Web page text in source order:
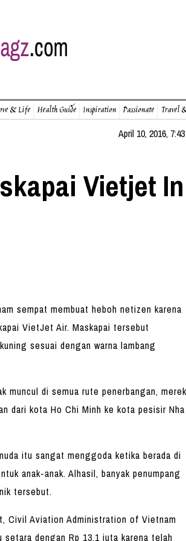
& Life Health Guide Inspiration Passionate Travel
April 10, 2016, 7:43
Vietjet
sempat membuat heboh netizen karena
VietJet Air. Maskapai tersebut
sesuai dengan warna lambang
muncul di semua rute penerbangan,
dari kota Ho Chi Minh ke kota pesisir Nha
itu sangat menggoda ketika berada di
anak-anak. Alhasil, banyak penumpang
tersebut.
Civil Aviation Administration of Vietnam
setara dengan Rp 13,1 juta karena telah